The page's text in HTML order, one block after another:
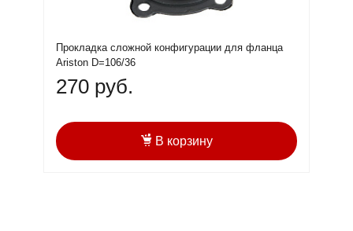
Прокладка сложной конфигурации для фланца
Ariston D=106/36
270 руб.
В корзину